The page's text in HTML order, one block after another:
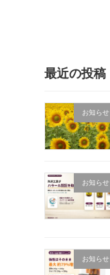
最近の投稿
お知らせ
お知らせ
お知らせ